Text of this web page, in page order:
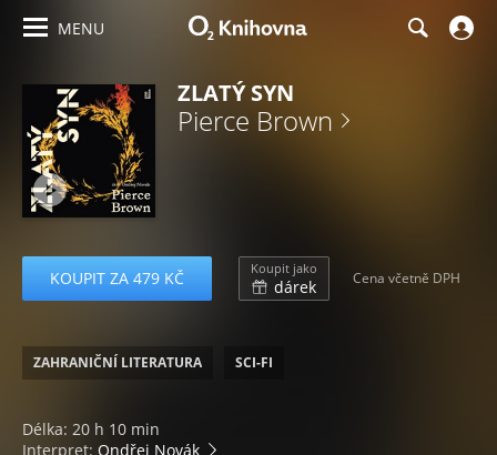
MENU
ZLATÝ SYN
Pierce Brown
KOUPIT ZA 479 KČ Koupit jako
dárek Cena včetně DPH
ZAHRANIČNÍ LITERATURA SCI-FI
Délka: 20 h 10 min
Interpret: Ondřej Novák